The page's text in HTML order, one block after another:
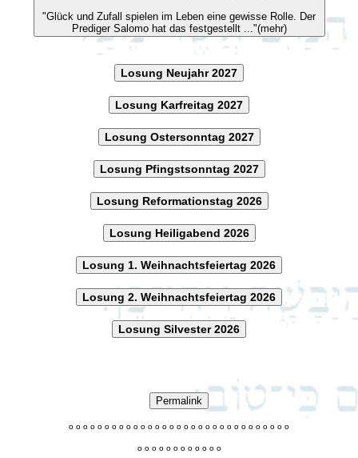
"Glück und Zufall spielen im Leben eine gewisse Rolle. Der
Prediger Salomo hat das festgestellt ..."(mehr)
Losung Neujahr 2027
Losung Karfreitag 2027
Losung Ostersonntag 2027
Losung Pfingstsonntag 2027
Losung Reformationstag 2026
Losung Heiligabend 2026
Losung 1. Weihnachtsfeiertag 2026
Losung 2. Weihnachtsfeiertag 2026
Losung Silvester 2026
Permalink
o o o o o o o o o o o o o o o o o o o o o o o o o o o o o o o
o o o o o o o o o o o o